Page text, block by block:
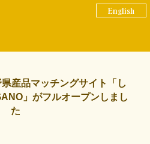
English
産品マッチングサイト「し
」がフルオープンしまし
た